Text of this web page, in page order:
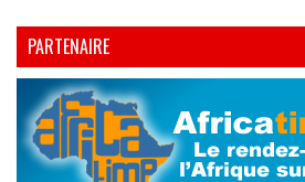
PARTENAIRE